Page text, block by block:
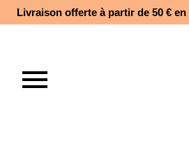
Livraison offerte à partir de 50 €